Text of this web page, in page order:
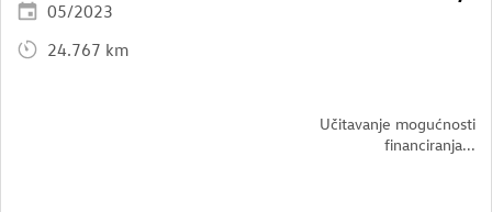
05/2023
24.767 km
Učitavanje mogućnosti
financiranja...